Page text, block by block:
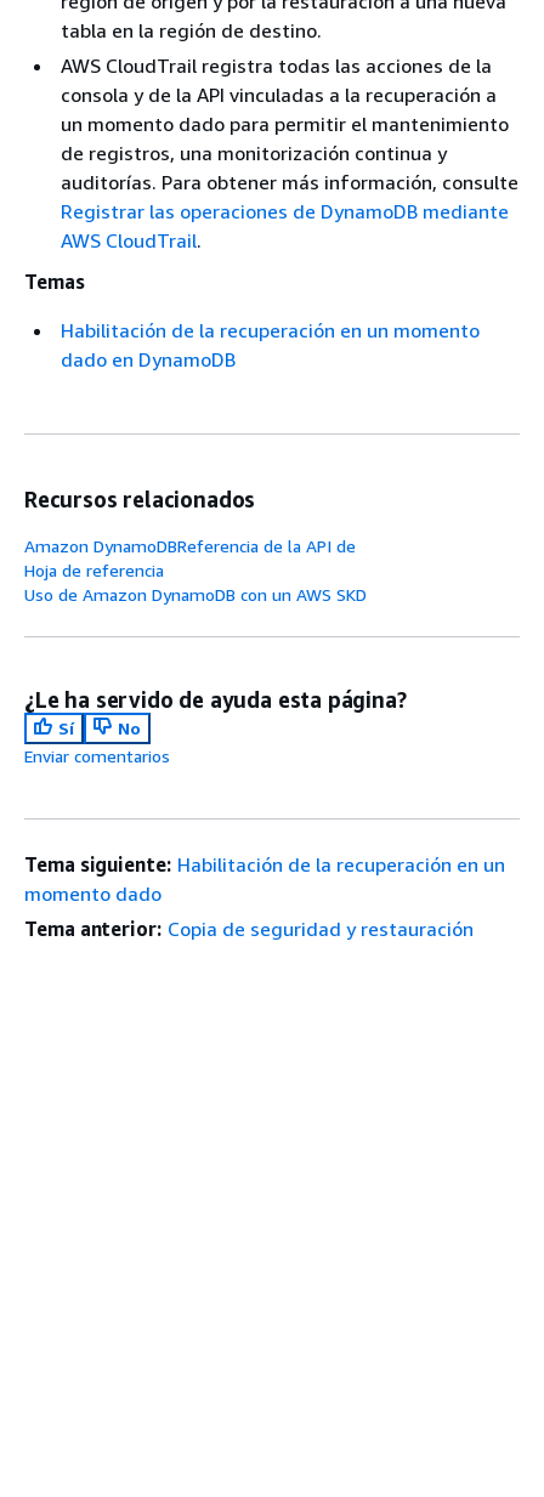
tabla en la región de destino.
AWS CloudTrail registra todas las acciones de la
consola y de la API vinculadas a la recuperación a
un momento dado para permitir el mantenimiento
de registros, una monitorización continua y
auditorías. Para obtener más información, consulte
Registrar las operaciones de DynamoDB mediante
AWS CloudTrail.
Temas
Habilitación de la recuperación en un momento
dado en DynamoDB
Recursos relacionados
Amazon DynamoDBReferencia de la API de
Hoja de referencia
Uso de Amazon DynamoDB con un AWS SKD
¿Le ha servido de ayuda esta página?
Sí
No
Enviar comentarios
Tema siguiente: Habilitación de la recuperación en un
momento dado
Tema anterior: Copia de seguridad y restauración